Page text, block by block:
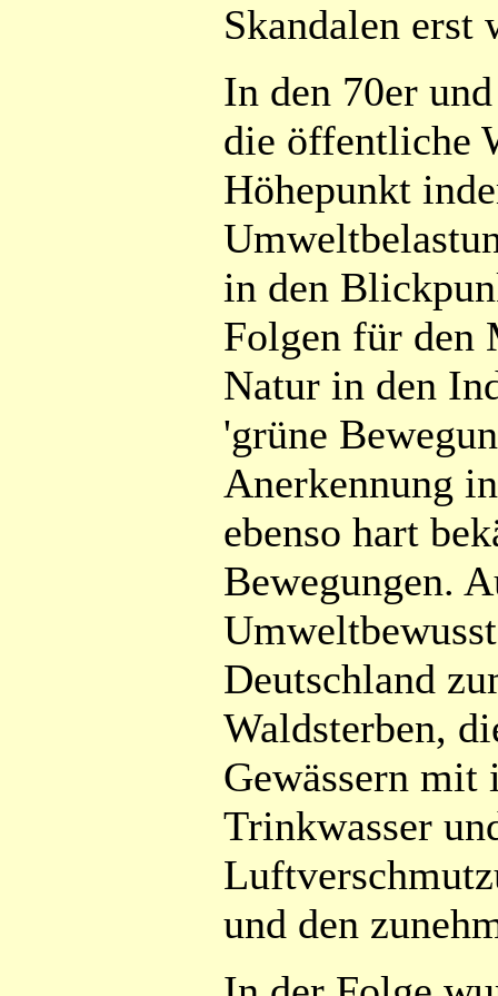
Skandalen erst
In den 70er
die öffentliche
Höhepunkt
in den
Folgen für den
Natur in den
'grüne
Anerkennung
ebenso hart
Bewegungen.
Deutschland
Waldsterben,
Gewässern mit
Trinkwasser
und den